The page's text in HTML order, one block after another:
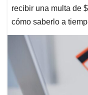
recibir una multa de
cómo saberlo a